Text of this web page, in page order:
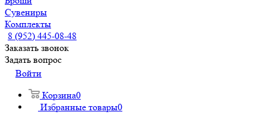
Сувениры
Комплекты
8 (952) 445-08-48
Заказать звонок
Задать вопрос
Войти
Корзина0
Избранные товары0